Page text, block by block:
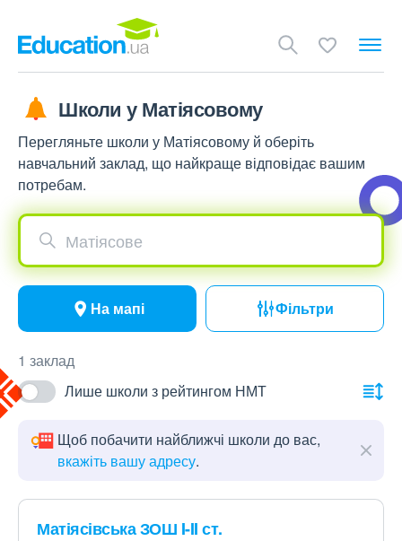
Школи у Матіясовому
Перегляньте школи у Матіясовому й оберіть
навчальний заклад, що найкраще відповідає вашим
потребам.
Матіясове
На мапі Фільтри
1 заклад
Лише школи з рейтингом НМТ
Щоб побачити найближчі школи до вас,
вкажіть вашу адресу.
Матіясівська ЗОШ I-II ст.